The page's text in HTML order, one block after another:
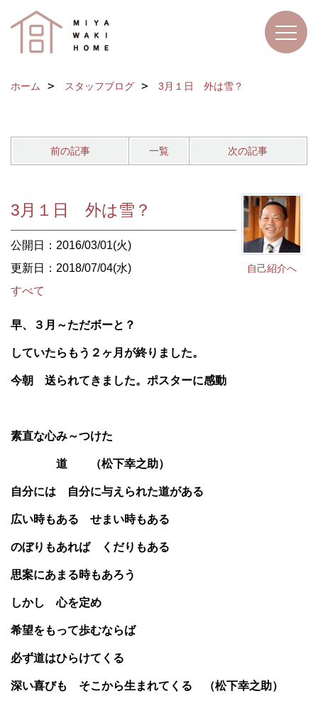
ホーム スタッフブログ 3月１日 外は雪？
前の記事 一覧 次の記事
自己紹介へ
3月１日 外は雪？
公開日：2016/03/01(火)
更新日：2018/07/04(水)
すべて
早、３月～ただボーと？
していたらもう２ヶ月が終りました。
今朝 送られてきました。 ポスターに感動
素直な心み～つけた
道 （松下幸之助）
自分には 自分に与えられた道がある
広い時もある せまい時もある
のぼりもあれば くだりもある
思案にあまる時もあろう
しかし 心を定め
希望をもって歩むならば
必ず道はひらけてくる
深い喜びも そこから生まれてくる （松下幸之助）